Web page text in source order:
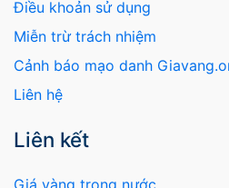
Điều khoản sử dụng
Miễn trừ trách nhiệm
Cảnh báo mạo danh
Liên hệ
Liên kết
Giá vàng trong nước